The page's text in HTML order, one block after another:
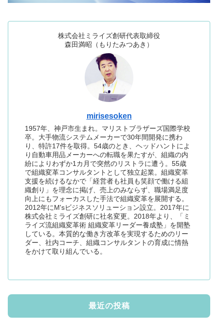
株式会社ミライズ創研代表取締役
森田満昭（もりたみつあき）
mirisesoken
1957年、神戸市生まれ。マリストブラザーズ国際学校
卒。大手物流システムメーカーで30年間開発に携わ
り、特許17件を取得。54歳のとき、ヘッドハントによ
り自動車用品メーカーへの転職を果たすが、組織の内
紛によりわずか1カ月で突然のリストラに遭う。55歳
で組織変革コンサルタントとして独立起業。組織変革
支援を続けるなかで「経営者も社員も笑顔で働ける組
織創り」を理念に掲げ、売上のみならず、職場満足度
向上にもフォーカスした手法で組織変革を展開する。
2012年にM'sビジネスソリューション設立。2017年に
株式会社ミライズ創研に社名変更。2018年より、「ミ
ライズ流組織変革術 組織変革リーダー養成塾」を開塾
している。本質的な働き方改革を実現するためのリー
ダー、社内コーチ、組織コンサルタントの育成に情熱
をかけて取り組んでいる。
最近の投稿